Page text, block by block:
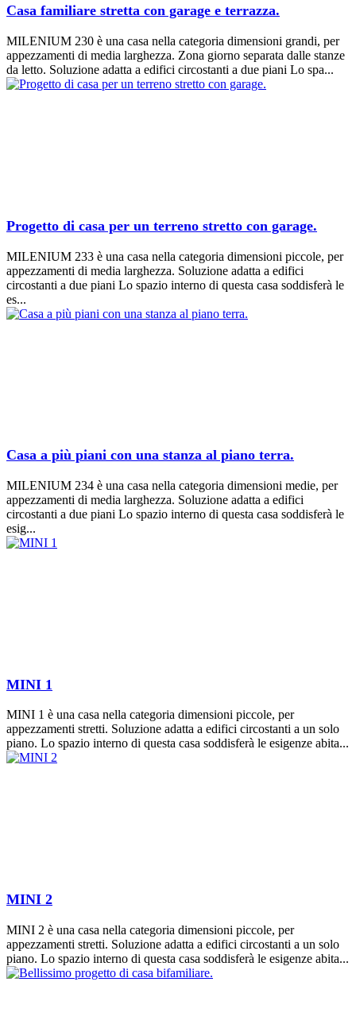
Casa familiare stretta con garage e terrazza.
MILENIUM 230 è una casa nella categoria dimensioni grandi, per
appezzamenti di media larghezza. Zona giorno separata dalle stanze
da letto. Soluzione adatta a edifici circostanti a due piani Lo spa...
Progetto di casa per un terreno stretto con garage.
MILENIUM 233 è una casa nella categoria dimensioni piccole, per
appezzamenti di media larghezza. Soluzione adatta a edifici
circostanti a due piani Lo spazio interno di questa casa soddisferà le
es...
Casa a più piani con una stanza al piano terra.
MILENIUM 234 è una casa nella categoria dimensioni medie, per
appezzamenti di media larghezza. Soluzione adatta a edifici
circostanti a due piani Lo spazio interno di questa casa soddisferà le
esig...
MINI 1
MINI 1 è una casa nella categoria dimensioni piccole, per
appezzamenti stretti. Soluzione adatta a edifici circostanti a un solo
piano. Lo spazio interno di questa casa soddisferà le esigenze abita...
MINI 2
MINI 2 è una casa nella categoria dimensioni piccole, per
appezzamenti stretti. Soluzione adatta a edifici circostanti a un solo
piano. Lo spazio interno di questa casa soddisferà le esigenze abita...